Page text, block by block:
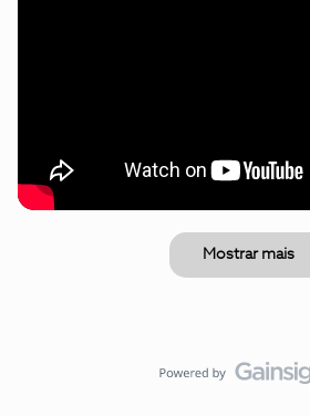
Mostrar mais